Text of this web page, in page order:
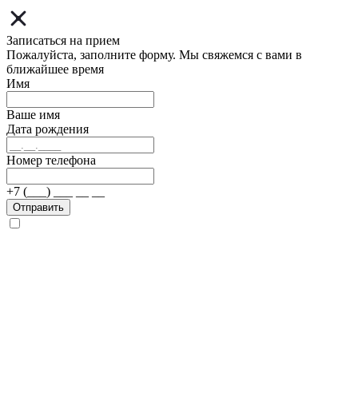
Записаться на прием
Пожалуйста, заполните форму. Мы свяжемся с вами в
ближайшее время
Имя
Ваше имя
Дата рождения
Номер телефона
+7 (___) ___ __ __
Отправить